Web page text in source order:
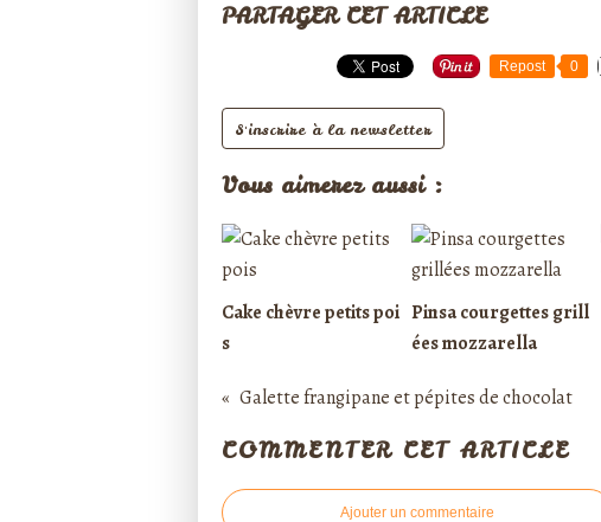
PARTAGER CET ARTICLE
Repost 0
S'inscrire à la newsletter
Vous aimerez aussi :
Cake chèvre petits poi
s
Pinsa courgettes grill
ées mozzarella
Galette frangipane et pépites de chocolat
COMMENTER CET ARTICLE
Ajouter un commentaire